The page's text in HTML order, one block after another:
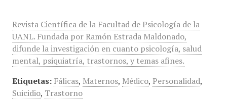
Revista Científica de la Facultad de Psicología de la
UANL. Fundada por Ramón Estrada Maldonado,
difunde la investigación en cuanto psicología, salud
mental, psiquiatría, trastornos, y temas afines.
Etiquetas: Fálicas, Maternos, Médico, Personalidad,
Suicidio, Trastorno